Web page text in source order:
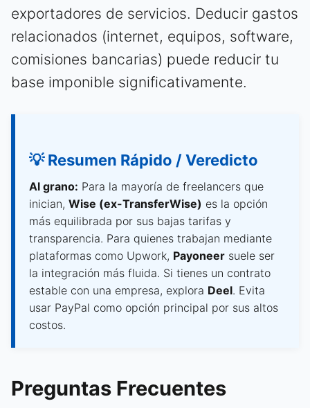
exportadores de servicios. Deducir gastos
relacionados (internet, equipos, software,
comisiones bancarias) puede reducir tu
base imponible significativamente.
💡 Resumen Rápido / Veredicto
Al grano: Para la mayoría de freelancers que
inician, Wise (ex-TransferWise) es la opción
más equilibrada por sus bajas tarifas y
transparencia. Para quienes trabajan mediante
plataformas como Upwork, Payoneer suele ser
la integración más fluida. Si tienes un contrato
estable con una empresa, explora Deel. Evita
usar PayPal como opción principal por sus altos
costos.
Preguntas Frecuentes